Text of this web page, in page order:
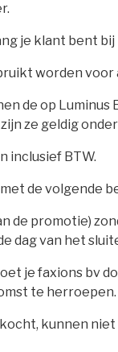
je klant bent bij
worden
de op
ze geldig
inclusief BTW.
de volgende
de promotie)
dag van het
je faxions bv
te herroepen.
kunnen